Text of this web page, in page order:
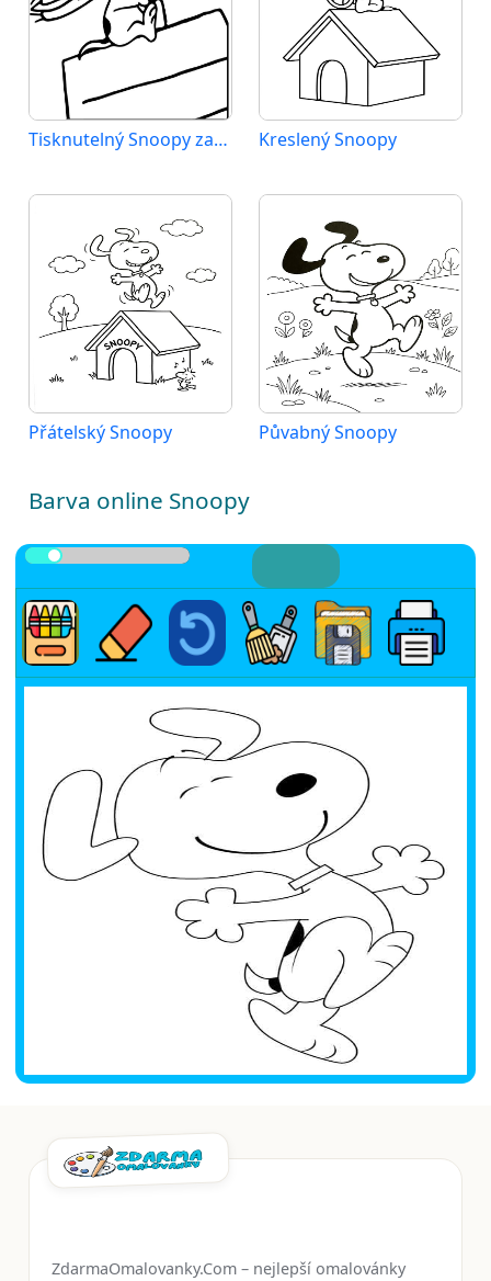
Tisknutelný Snoopy zadarmo Kreslený Snoopy
Přátelský Snoopy Půvabný Snoopy
Barva online Snoopy
ZdarmaOmalovanky.Com – nejlepší omalovánky